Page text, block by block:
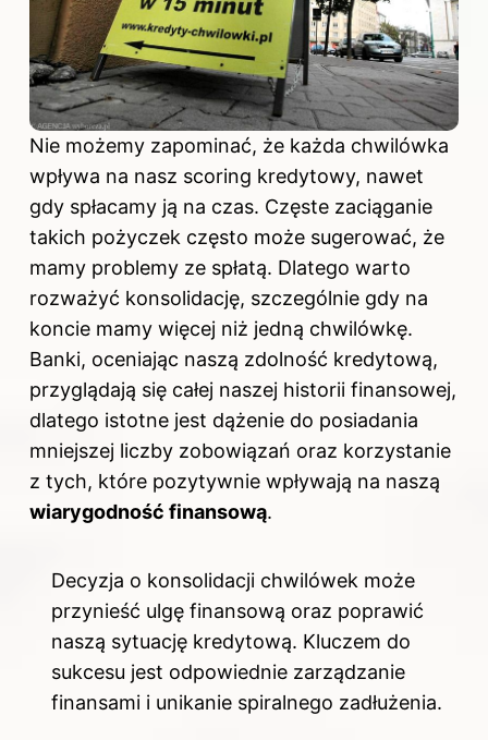
Nie możemy zapominać, że każda chwilówka
wpływa na nasz scoring kredytowy, nawet
gdy spłacamy ją na czas. Częste zaciąganie
takich pożyczek często może sugerować, że
mamy problemy ze spłatą. Dlatego warto
rozważyć konsolidację, szczególnie gdy na
koncie mamy więcej niż jedną chwilówkę.
Banki, oceniając naszą zdolność kredytową,
przyglądają się całej naszej historii finansowej,
dlatego istotne jest dążenie do posiadania
mniejszej liczby zobowiązań oraz korzystanie
z tych, które pozytywnie wpływają na naszą
wiarygodność finansową.
Decyzja o konsolidacji chwilówek może
przynieść ulgę finansową oraz poprawić
naszą sytuację kredytową. Kluczem do
sukcesu jest odpowiednie zarządzanie
finansami i unikanie spiralnego zadłużenia.